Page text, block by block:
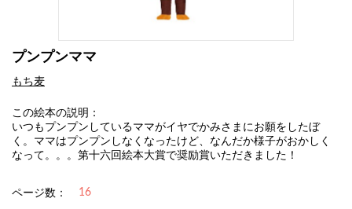
プンプンママ
もち麦
この絵本の説明：
いつもプンプンしているママがイヤでかみさまにお願をしたぼ
く。ママはプンプンしなくなったけど、なんだか様子がおかしく
なって。。。第十六回絵本大賞で奨励賞いただきました！
ページ数： 16